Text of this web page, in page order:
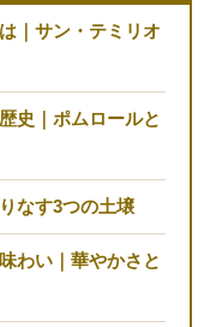
｜サン・テミリオ
史｜ポムロールと
なす3つの土壌
わい｜華やかさと